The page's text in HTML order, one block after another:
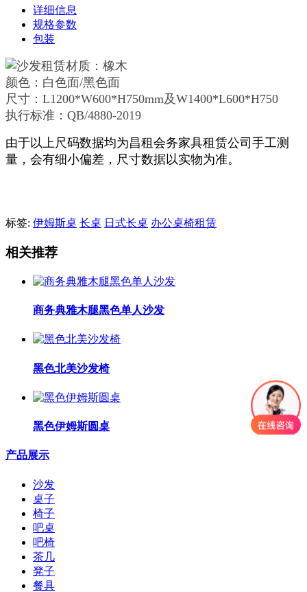
详细信息
规格参数
包装
材质：橡木
颜色：白色面/黑色面
尺寸：L1200*W600*H750mm及W1400*L600*H750
执行标准：QB/4880-2019
由于以上尺码数据均为昌租会务家具租赁公司手工测
量，会有细小偏差，尺寸数据以实物为准。
标签: 伊姆斯桌 长桌 日式长桌 办公桌椅租赁
相关推荐
商务典雅木腿黑色单人沙发
黑色北美沙发椅
黑色伊姆斯圆桌
产品展示
沙发
桌子
椅子
吧桌
吧椅
茶几
凳子
餐具